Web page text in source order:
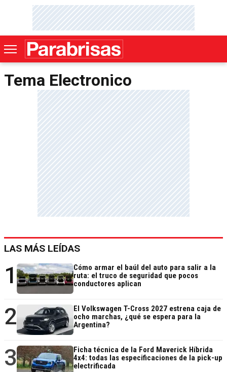
Tema Electronico
LAS MÁS LEÍDAS
1
Cómo armar el baúl del auto para salir a la
ruta: el truco de seguridad que pocos
conductores aplican
2
El Volkswagen T-Cross 2027 estrena caja de
ocho marchas, ¿qué se espera para la
Argentina?
3
Ficha técnica de la Ford Maverick Híbrida
4x4: todas las especificaciones de la pick-up
electrificada